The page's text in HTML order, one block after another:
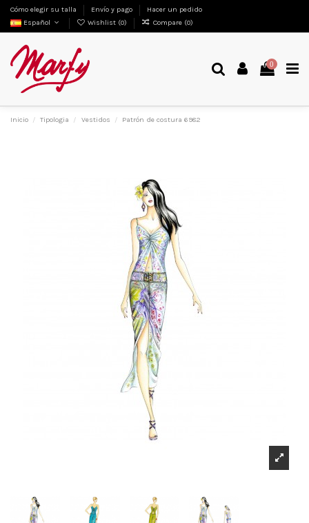
Cómo elegir su talla Envío y pago
Hacer un pedido
Español
Wishlist (0) Compare (0)
0
Inicio Tipologia Vestidos Patrón de costura 6982